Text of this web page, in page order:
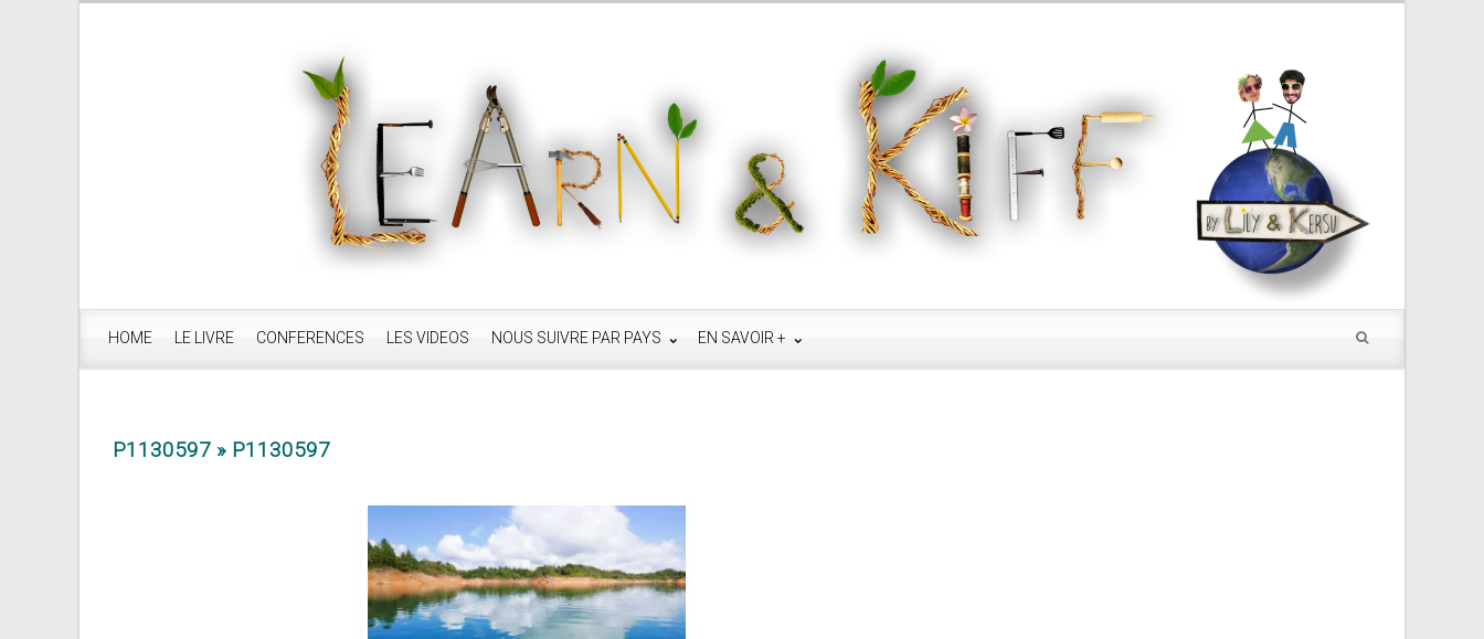
HOME LE LIVRE CONFERENCES LES VIDEOS NOUS SUIVRE PAR PAYS EN SAVOIR +
P1130597 » P1130597